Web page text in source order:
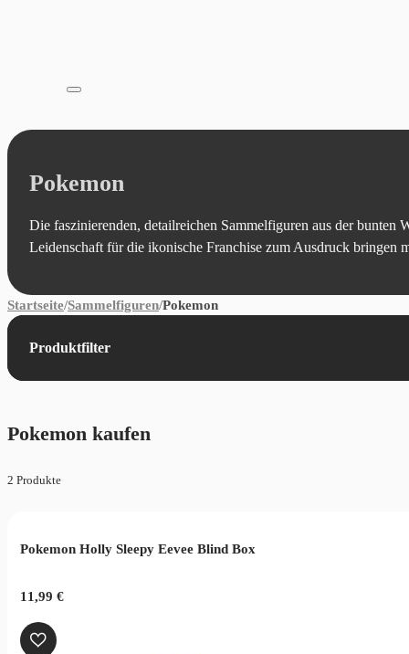
Pokemon
Die faszinierenden, detailreichen Sammelfiguren aus der
Leidenschaft für die ikonische Franchise zum Ausdruck bringen
Startseite/Sammelfiguren/Pokemon
Pokemon kaufen
2 Produkte
Pokemon Holly Sleepy Eevee Blind Box
11,99 €
Produktfilter